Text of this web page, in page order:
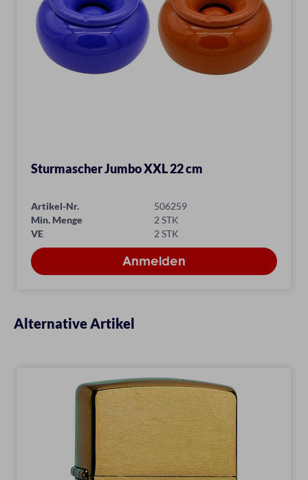
Sturmascher Jumbo XXL 22 cm
Artikel-Nr.
506259
Min. Menge
2 STK
VE
2 STK
Alternative Artikel